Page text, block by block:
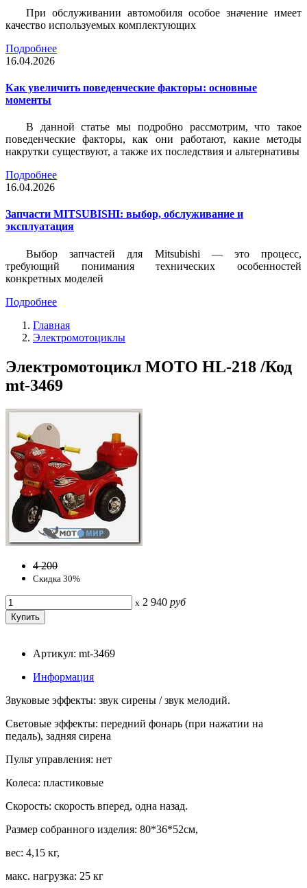
При обслуживании автомобиля особое значение имеет
качество используемых комплектующих
Подробнее
16.04.2026
Как увеличить поведенческие факторы: основные
моменты
В данной статье мы подробно рассмотрим, что такое
поведенческие факторы, как они работают, какие методы
накрутки существуют, а также их последствия и альтернативы
Подробнее
16.04.2026
Запчасти MITSUBISHI: выбор, обслуживание и
эксплуатация
Выбор запчастей для Mitsubishi — это процесс,
требующий понимания технических особенностей
конкретных моделей
Подробнее
Главная
Электромотоциклы
Электромотоцикл MOTO HL-218 /Код
mt-3469
4 200
Скидка 30%
x 2 940 руб
Артикул: mt-3469
Информация
Звуковые эффекты: звук сирены / звук мелодий.
Световые эффекты: передний фонарь (при нажатии на
педаль), задняя сирена
Пульт управления: нет
Колеса: пластиковые
Скорость: скорость вперед, одна назад.
Размер собранного изделия: 80*36*52см,
вес: 4,15 кг,
макс. нагрузка: 25 кг